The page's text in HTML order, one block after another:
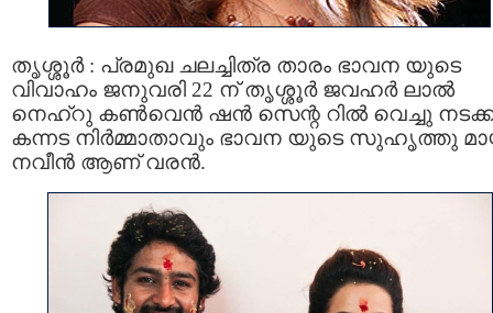
തൃശ്ശൂര്‍ : പ്രമുഖ ചലച്ചിത്ര താരം ഭാവന യുടെ
വിവാഹം ജനുവരി 22 ന് തൃശ്ശൂര്‍ ജവഹര്‍ ലാല്‍
നെഹ്‌റു കണ്‍വെന്‍ ഷന്‍ സെന്റ റില്‍ വെച്ചു
കന്നട നിര്‍മ്മാതാവും ഭാവന യുടെ സുഹൃത്തു
നവീന്‍ ആണ് വരന്‍.